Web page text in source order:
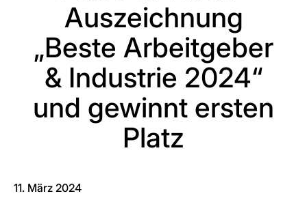
Auszeichnung
„Beste Arbeitgeber
& Industrie 2024“
und gewinnt ersten
Platz
11. März 2024